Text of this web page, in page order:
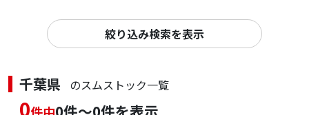
絞り込み検索を表示
千葉県 のスムストック一覧
0